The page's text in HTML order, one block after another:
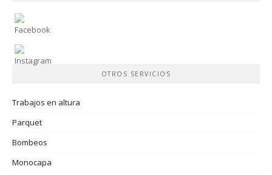
OTROS SERVICIOS
Trabajos en altura
Parquet
Bombeos
Monocapa